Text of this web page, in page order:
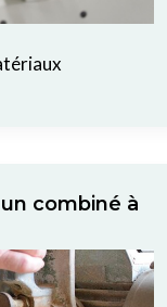
combiné à